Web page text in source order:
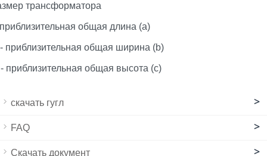
трансформатора
общая длина (a)
приблизительная общая ширина (b)
приблизительная общая высота (c)
скачать гугл >
FAQ >
Скачать документ >